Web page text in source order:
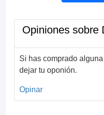
Opiniones sobre
Si has comprado
dejar tu oponión.
Opinar